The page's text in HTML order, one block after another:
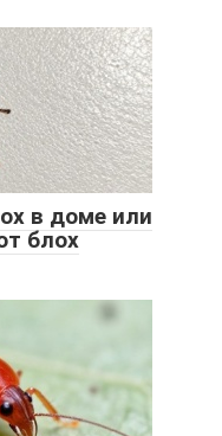
в доме или
блох